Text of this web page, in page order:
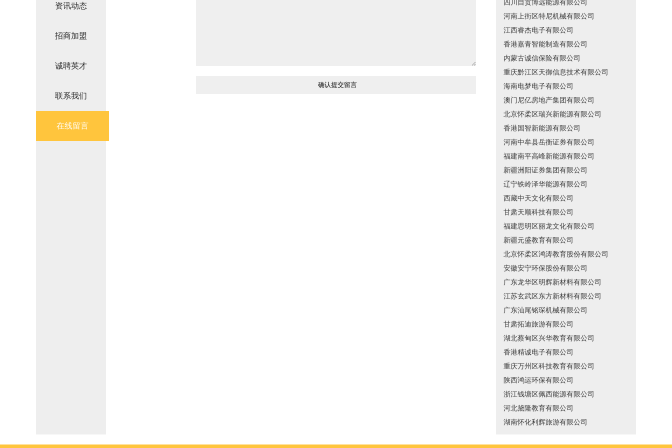
资讯动态
招商加盟
诚聘英才
联系我们
在线留言
四川自贡博远能源有限公司
河南上街区特尼机械有限公司
江西睿杰电子有限公司
香港嘉青智能制造有限公司
内蒙古诚信保险有限公司
重庆黔江区天御信息技术有限公司
海南电梦电子有限公司
澳门尼亿房地产集团有限公司
北京怀柔区瑞兴新能源有限公司
香港国智新能源有限公司
河南中牟县岳衡证券有限公司
福建南平高峰新能源有限公司
新疆洲阳证券集团有限公司
辽宁铁岭泽华能源有限公司
西藏中天文化有限公司
甘肃天顺科技有限公司
福建思明区丽龙文化有限公司
新疆元盛教育有限公司
北京怀柔区鸿涛教育股份有限公司
安徽安宁环保股份有限公司
广东龙华区明辉新材料有限公司
江苏玄武区东方新材料有限公司
广东汕尾铭琛机械有限公司
甘肃拓迪旅游有限公司
湖北蔡甸区兴华教育有限公司
香港精诚电子有限公司
重庆万州区科技教育有限公司
陕西鸿运环保有限公司
浙江钱塘区佩西能源有限公司
河北黛隆教育有限公司
湖南怀化利辉旅游有限公司